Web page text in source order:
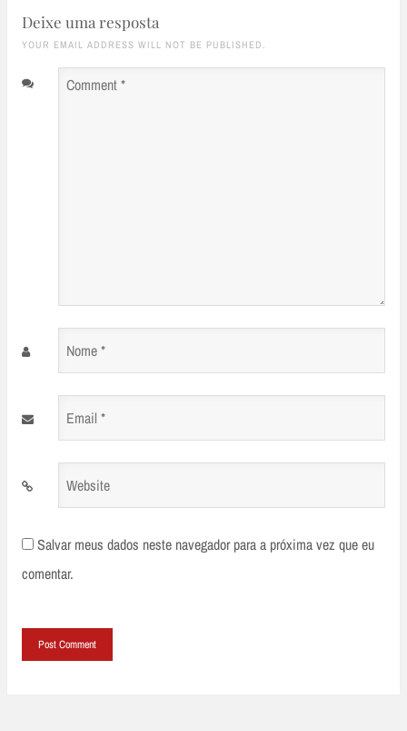
Deixe uma resposta
YOUR EMAIL ADDRESS WILL NOT BE PUBLISHED.
Comment
Nome
Email
Website
Salvar meus dados neste navegador para a próxima vez que eu
comentar.